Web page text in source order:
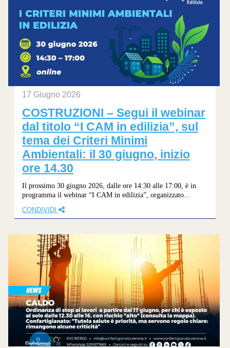
17 Giugno 2026
COSTRUZIONI – Segui il webinar
dal titolo “I CAM in edilizia”, sul
tema dei Criteri Minimi
Ambientali: il 30 giugno, inizio
ore 14.30
Il prossimo 30 giugno 2026, dalle ore 14:30 alle 17:00, è in
programma il webinar “I CAM in edilizia”, organizzato...
CONDIVIDI